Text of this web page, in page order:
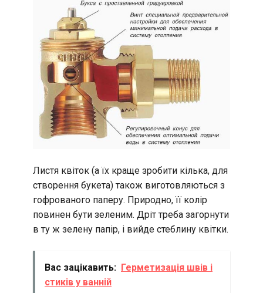
Листя квіток (а їх краще зробити кілька, для
створення букета) також виготовляються з
гофрованого паперу. Природно, її колір
повинен бути зеленим. Дріт треба загорнути
в ту ж зелену папір, і вийде стеблину квітки.
Вас зацікавить: Герметизація швів і
стиків у ванній